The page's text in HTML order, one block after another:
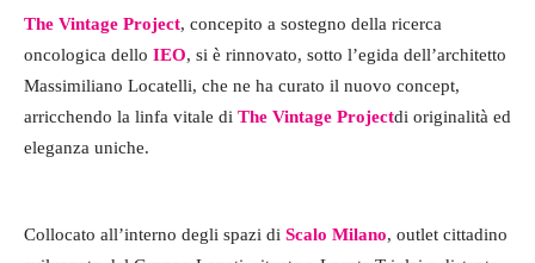
The Vintage Project, concepito a sostegno della ricerca
oncologica dello IEO, si è rinnovato, sotto l’egida dell’architetto
Massimiliano Locatelli, che ne ha curato il nuovo concept,
arricchendo la linfa vitale di The Vintage Projectdi originalità ed
eleganza uniche.
Collocato all’interno degli spazi di Scalo Milano, outlet cittadino